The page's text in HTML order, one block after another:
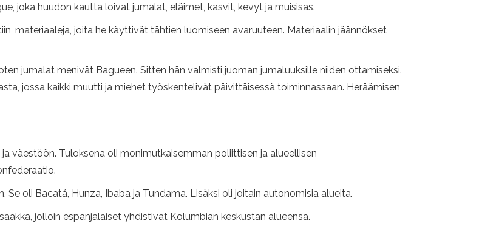
joka huudon kautta loivat jumalat, eläimet, kasvit, kevyt ja muisisas.
materiaaleja, joita he käyttivät tähtien luomiseen avaruuteen. Materiaalin jäännökset
jumalat menivät Bagueen. Sitten hän valmisti juoman jumaluuksille niiden ottamiseksi.
jossa kaikki muutti ja miehet työskentelivät päivittäisessä toiminnassaan. Heräämisen
väestöön. Tuloksena oli monimutkaisemman poliittisen ja alueellisen
oli Bacatá, Hunza, Ibaba ja Tundama. Lisäksi oli joitain autonomisia alueita.
jolloin espanjalaiset yhdistivät Kolumbian keskustan alueensa.